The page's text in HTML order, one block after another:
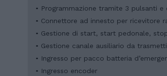
• Programmazione tramite 3 pulsanti e
• Connettore ad innesto per ricevitore
• Gestione di start, start pedonale,
• Gestione canale ausiliario da
• Ingresso per pacco batteria
• Ingresso encoder